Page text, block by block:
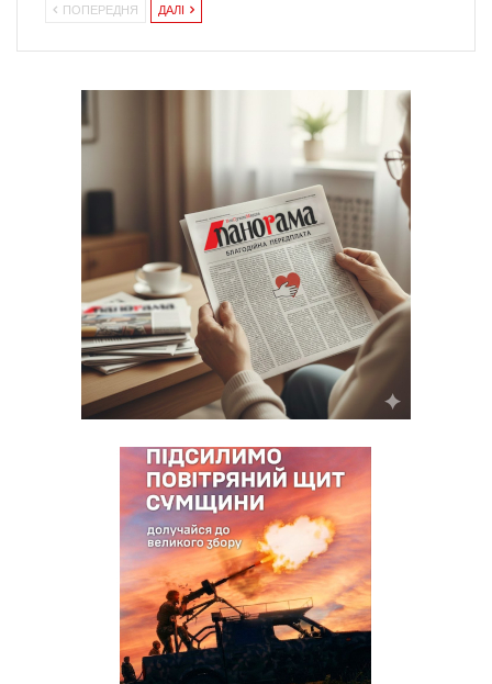
ПОПЕРЕДНЯ ДАЛІ